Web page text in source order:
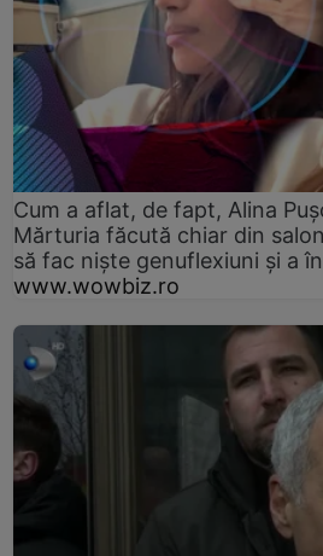
Cum a aflat, de fapt, Alina
Mărturia făcută chiar din
să fac niște genuflexiuni și a
www.wowbiz.ro